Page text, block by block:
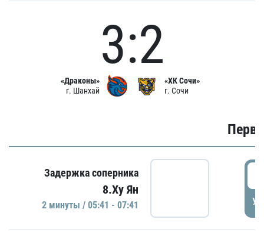
«Драконы»
г. Шанхай
3:2
«ХК Сочи»
г. Сочи
Задержка соперника
8.Ху Ян
2 минуты / 05:41 - 07:41